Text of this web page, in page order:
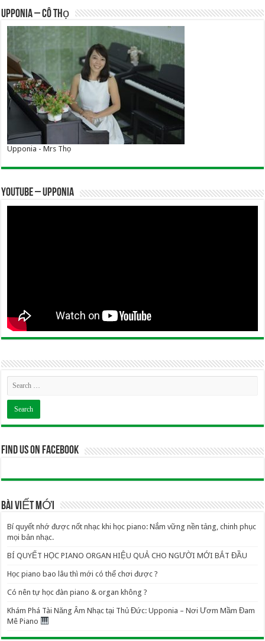
UPPONIA – Cô Thọ
Upponia - Mrs Thọ
YOUTUBE – UPPONIA
Find us on Facebook
BÀI VIẾT MỚI
Bí quyết nhớ được nốt nhạc khi học piano: Nắm vững nền tảng, chinh phục
mọi bản nhạc.
BÍ QUYẾT HỌC PIANO ORGAN HIỆU QUẢ CHO NGƯỜI MỚI BẮT ĐẦU
Học piano bao lâu thì mới có thể chơi được ?
Có nên tự học đàn piano & organ không ?
Khám Phá Tài Năng Âm Nhạc tại Thủ Đức: Upponia – Nơi Ươm Mầm Đam
Mê Piano